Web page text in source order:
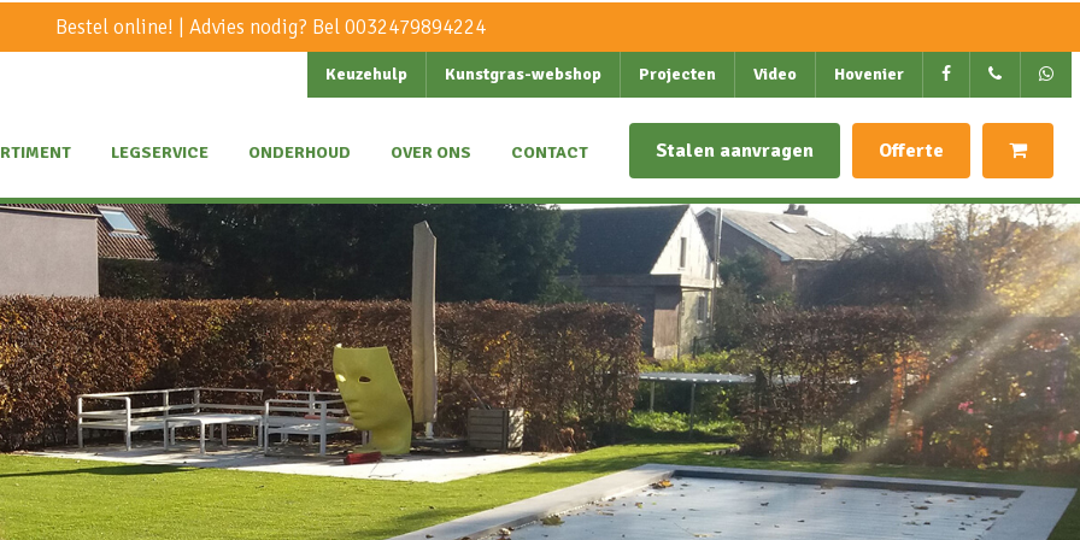
Bestel online! | Advies nodig? Bel0032479894224
Keuzehulp Kunstgras-webshop Projecten Video Hovenier
LEGSERVICE ONDERHOUD OVER ONS CONTACT Stalen aanvragen Offerte